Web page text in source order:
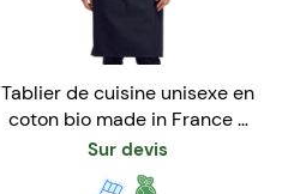
Tablier de cuisine unisexe en
coton bio made in France -
Escoffier
Sur devis